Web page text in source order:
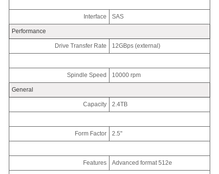
Interface SAS
Performance
Drive Transfer Rate 12GBps (external)
Spindle Speed 10000 rpm
General
Capacity 2.4TB
Form Factor 2.5"
Features Advanced format 512e